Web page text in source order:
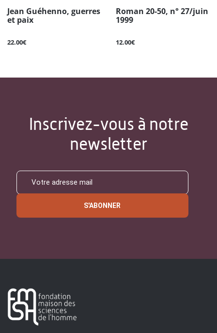
Jean Guéhenno, guerres
et paix
22.00€
Roman 20-50, n° 27/juin
1999
12.00€
Inscrivez-vous à notre
newsletter
S'ABONNER